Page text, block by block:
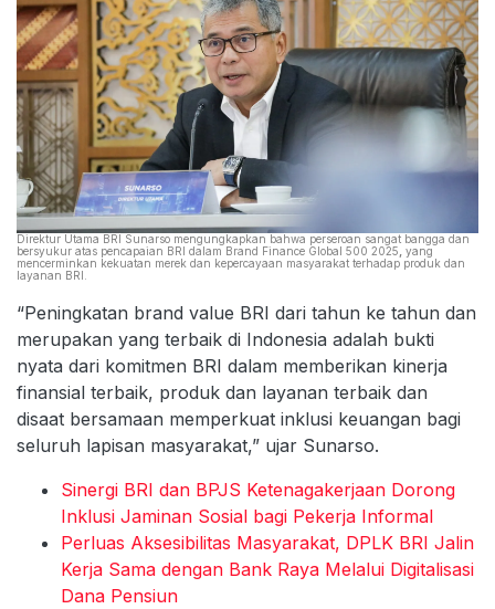
Direktur Utama BRI Sunarso mengungkapkan bahwa perseroan sangat bangga dan
bersyukur atas pencapaian BRI dalam Brand Finance Global 500 2025 yang
mencerminkan kekuatan merek dan kepercayaan masyarakat terhadap produk dan
layanan BRI.
“Peningkatan brand value BRI dari tahun ke tahun dan
merupakan yang terbaik di Indonesia adalah bukti
nyata dari komitmen BRI dalam memberikan kinerja
finansial terbaik, produk dan layanan terbaik dan
disaat bersamaan memperkuat inklusi keuangan bagi
seluruh lapisan masyarakat,” ujar Sunarso.
Sinergi BRI dan BPJS Ketenagakerjaan Dorong
Inklusi Jaminan Sosial bagi Pekerja Informal
Perluas Aksesibilitas Masyarakat, DPLK BRI Jalin
Kerja Sama dengan Bank Raya Melalui Digitalisasi
Dana Pensiun